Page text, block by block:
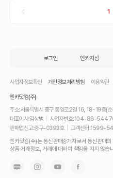
1
로그인 엔카지점
사업자정보확인 개인정보처리방침 이용약관
엔카닷컴(주)
주소:서울특별시 중구 통일로2길 16, 18~19층(순
대표이사:김상범 사업자번호:104-86-
판매업신고:중구-0393호 고객센터:1599-
차
를
고
엔카닷컴(주)는 통신판매중개자로서 통신판매의
상품·거래정보, 거래에 대하여 책임을 지지 않습